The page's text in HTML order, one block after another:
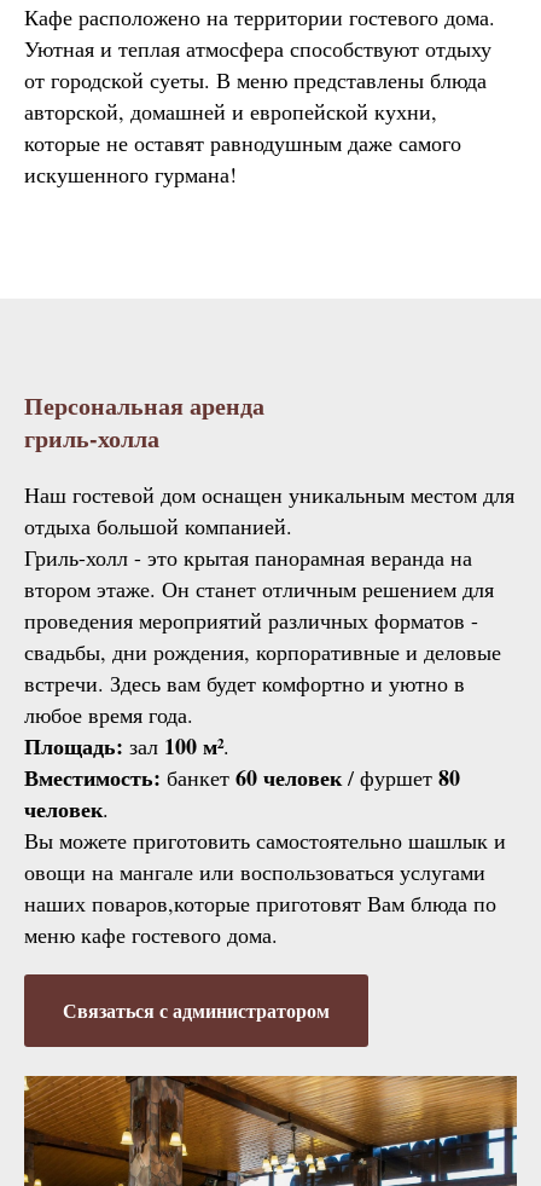
Кафе расположено на территории гостевого дома.
Уютная и теплая атмосфера способствуют отдыху
от городской суеты. В меню представлены блюда
авторской, домашней и европейской кухни,
которые не оставят равнодушным даже самого
искушенного гурмана!
Персональная аренда
гриль-холла
Наш гостевой дом оснащен уникальным местом для
отдыха большой компанией.
Гриль-холл - это крытая панорамная веранда на
втором этаже. Он станет отличным решением для
проведения мероприятий различных форматов -
свадьбы, дни рождения, корпоративные и деловые
встречи. Здесь вам будет комфортно и уютно в
любое время года.
Площадь: зал 100 м².
Вместимость: банкет 60 человек/ фуршет 80
человек.
Вы можете приготовить самостоятельно шашлык и
овощи на мангале или воспользоваться услугами
наших поваров,которые приготовят Вам блюда по
меню кафе гостевого дома.
Связаться с администратором